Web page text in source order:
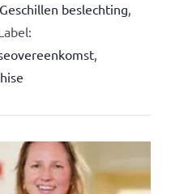
Geschillen beslechting,
,